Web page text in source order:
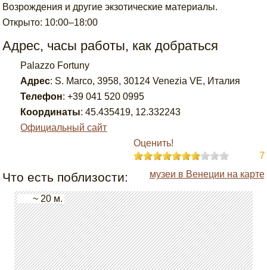
Возрождения и другие экзотические материалы.
Открыто: 10:00–18:00
Адрес, часы работы, как добраться
Palazzo Fortuny
Адрес: S. Marco, 3958, 30124 Venezia VE, Италия
Телефон:+39 041 520 0995
Координаты: 45.435419, 12.332243
Официальный сайт
Оценить!
7
Что есть поблизости: музеи в Венеции на карте
~ 20 м.